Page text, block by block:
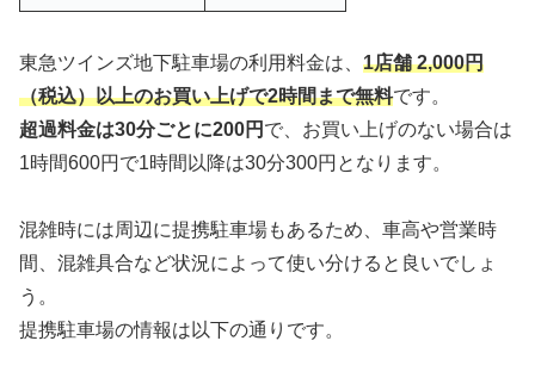
東急ツインズ地下駐車場の利用料金は、 1店舗 2,000円
（税込）以上のお買い上げで2時間まで無料です。
超過料金は30分ごとに200円 で、お買い上げのない場合は
1時間600円で1時間以降は30分300円となります。
混雑時には周辺に提携駐車場もあるため、車高や営業時
間、混雑具合など状況によって使い分けると良いでしょ
う。
提携駐車場の情報は以下の通りです。